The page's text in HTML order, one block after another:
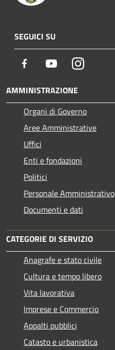
SEGUICI SU
Facebook YoutubeInstagram
AMMINISTRAZIONE
Organi di Governo
Aree Amministrative
Uffici
Enti e fondazioni
Politici
Personale Amministrativo
Documenti e dati
CATEGORIE DI SERVIZIO
Anagrafe e stato civile
Cultura e tempo libero
Vita lavorativa
Imprese e Commercio
Appalti pubblici
Catasto e urbanistica